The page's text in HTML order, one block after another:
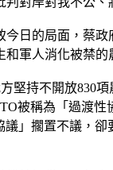
日的局面，蔡
軍人消化被禁的
堅持不開放830
被稱為「過渡
」擱置不議，